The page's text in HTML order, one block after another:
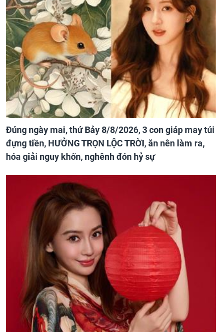
Đúng ngày mai, thứ Bảy 8/8/2026, 3 con giáp may túi
đựng tiền, HƯỞNG TRỌN LỘC TRỜI, ăn nên làm ra,
hóa giải nguy khốn, nghênh đón hỷ sự